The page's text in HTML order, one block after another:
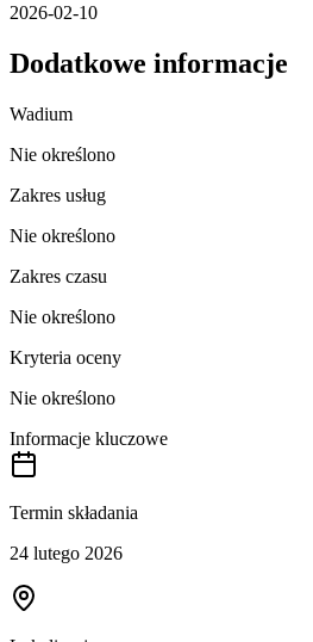
2026-02-10
Dodatkowe informacje
Wadium
Nie określono
Zakres usług
Nie określono
Zakres czasu
Nie określono
Kryteria oceny
Nie określono
Informacje kluczowe
Termin składania
24 lutego 2026